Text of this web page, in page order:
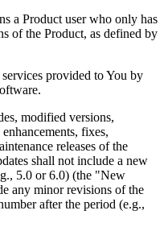
a Product user who only has
of the Product, as defined by
provided to You by
modified versions,
fixes,
releases of the
shall not include a new
5.0 or 6.0) (the "New
any minor revisions of the
after the period (e.g.,